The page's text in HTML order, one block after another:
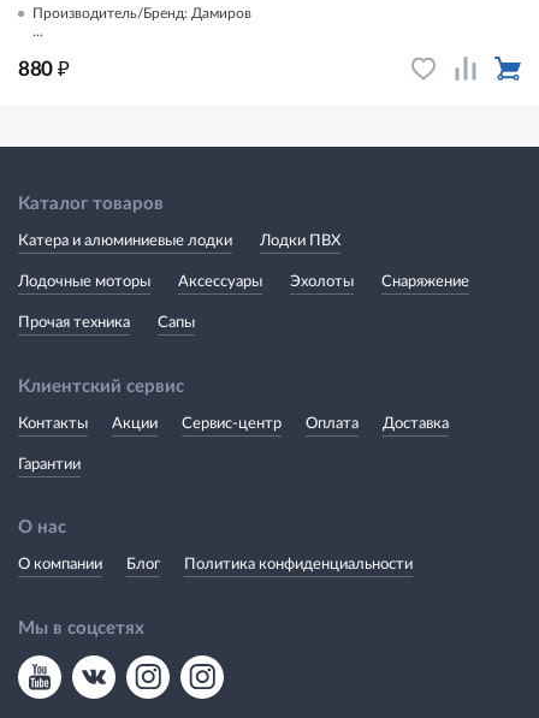
Производитель/Бренд: Дамиров
...
880 ₽
Каталог товаров
Катера и алюминиевые лодки Лодки ПВХ
Лодочные моторы Аксессуары Эхолоты Снаряжение
Прочая техника Сапы
Клиентский сервис
Контакты Акции Сервис-центр Оплата Доставка
Гарантии
О нас
О компании Блог Политика конфиденциальности
Мы в соцсетях